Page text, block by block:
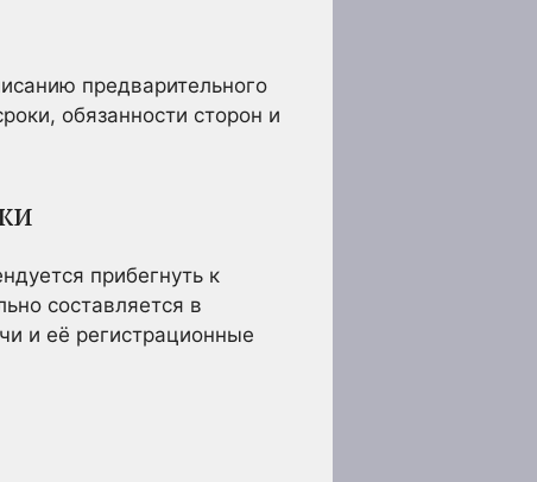
предварительного
обязанности сторон и
прибегнуть к
составляется в
и её регистрационные